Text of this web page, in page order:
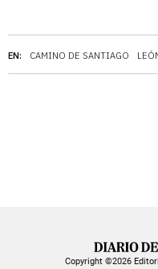
EN: CAMINO DE SANTIAGO
Copyright ©2026